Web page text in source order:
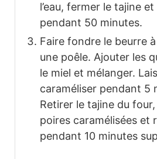
l’eau, fermer le tajine
pendant 50 minutes.
Faire fondre le beurre
une poêle. Ajouter les
le miel et mélanger.
caraméliser pendant 5
Retirer le tajine du
poires caramélisées et
pendant 10 minutes